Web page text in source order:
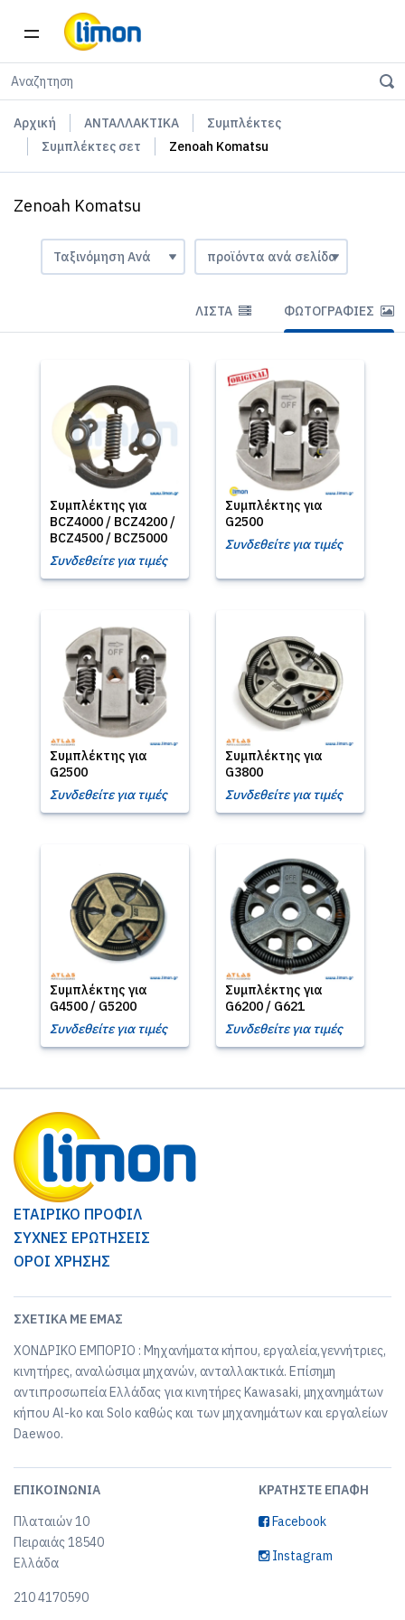
Αρχική ΑΝΤΑΛΛΑΚΤΙΚΑ
Συμπλέκτες
Συμπλέκτες σετ
Zenoah Komatsu
Zenoah Komatsu
ΛΊΣΤΑ ΦΩΤΟΓΡΑΦΊΕΣ
Συμπλέκτης για
BCZ4000 / BCZ4200 /
BCZ4500 / BCZ5000
Συνδεθείτε για τιμές
Συμπλέκτης για
G2500
Συνδεθείτε για τιμές
Συμπλέκτης για
G2500
Συνδεθείτε για τιμές
Συμπλέκτης για
G3800
Συνδεθείτε για τιμές
Συμπλέκτης για
G4500 / G5200
Συνδεθείτε για τιμές
Συμπλέκτης για
G6200 / G621
Συνδεθείτε για τιμές
ΕΤΑΙΡΙΚΟ ΠΡΟΦΙΛ
ΣΥΧΝΕΣ ΕΡΩΤΗΣΕΙΣ
ΟΡΟΙ ΧΡΗΣΗΣ
ΣΧΕΤΙΚΆ ΜΕ ΕΜΆΣ
ΧΟΝΔΡΙΚΟ ΕΜΠΟΡΙΟ : Μηχανήματα κήπου, εργαλεία,γεννήτριες,
κινητήρες, αναλώσιμα μηχανών, ανταλλακτικά. Επίσημη
αντιπροσωπεία Ελλάδας για κινητήρες Kawasaki, μηχανημάτων
κήπου Al-ko και Solo καθώς και των μηχανημάτων και εργαλείων
Daewoo.
ΕΠΙΚΟΙΝΩΝΊΑ
Πλαταιών 10
Πειραιάς 18540
Ελλάδα
210 4170590
ΚΡΑΤΉΣΤΕ ΕΠΑΦΉ
Facebook
Instagram